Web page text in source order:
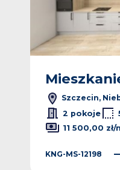
Szczecin,
2 pokoje
11 500,00 zł/
KNG-MS-12198